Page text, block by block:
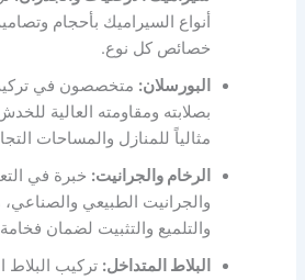
أنواع السيراميك بأحجام
خصائص كل نوع.
البورسلان: متخصصون في تركيب
بصلابته ومقاومته العالية
مثالياً للمنازل والمساحات
الرخام والجرانيت: خبرة في
والجرانيت الطبيعي والصناعي،
والتلميع والتثبيت لضمان
البلاط المتداخل: تركيب البلاط